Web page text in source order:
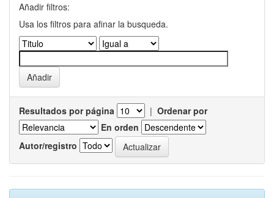
Añadir filtros:
Usa los filtros para afinar la busqueda.
Resultados por página | Ordenar por
En orden
Autor/registro